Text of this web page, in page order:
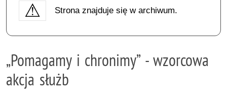
Strona znajduje się w archiwum.
„Pomagamy i chronimy” - wzorcowa
akcja służb